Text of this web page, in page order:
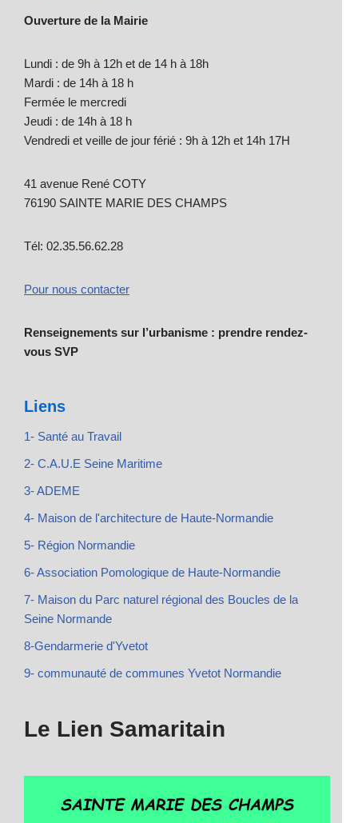
Ouverture de la Mairie
Lundi : de 9h à 12h et de 14 h à 18h
Mardi : de 14h à 18 h
Fermée le mercredi
Jeudi : de 14h à 18 h
Vendredi et veille de jour férié : 9h à 12h et 14h 17H
41 avenue René COTY
76190 SAINTE MARIE DES CHAMPS
Tél: 02.35.56.62.28
Pour nous contacter
Renseignements sur l’urbanisme : prendre rendez-
vous SVP
Liens
1- Santé au Travail
2- C.A.U.E Seine Maritime
3- ADEME
4- Maison de l'architecture de Haute-Normandie
5- Région Normandie
6- Association Pomologique de Haute-Normandie
7- Maison du Parc naturel régional des Boucles de la
Seine Normande
8-Gendarmerie d'Yvetot
9- communauté de communes Yvetot Normandie
Le Lien Samaritain